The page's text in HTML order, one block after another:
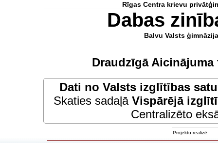
Rīgas Centra krievu
Dabas
Balvu Valsts ģimnāzija
Draudzīgā
Dati no Valsts izglītības
Skaties sadaļā Vispārējā
Centralizēto
Projektu realizē: